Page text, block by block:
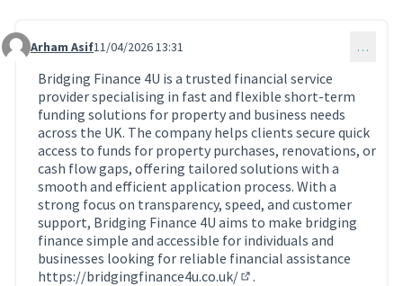
Commentaire 2249
Arham Asif11/04/2026 13:31 …
Bridging Finance 4U is a trusted financial service
provider specialising in fast and flexible short-term
funding solutions for property and business needs
across the UK. The company helps clients secure quick
access to funds for property purchases, renovations, or
cash flow gaps, offering tailored solutions with a
smooth and efficient application process. With a
strong focus on transparency, speed, and customer
support, Bridging Finance 4U aims to make bridging
finance simple and accessible for individuals and
businesses looking for reliable financial assistance
https://bridgingfinance4u.co.uk/
.